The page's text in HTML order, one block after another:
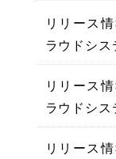
リリース
ラウドシス
リリース
ラウドシ
リリース